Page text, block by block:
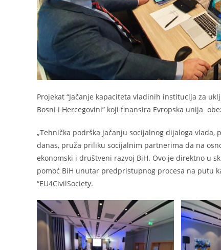
Projekat “Jačanje kapaciteta vladinih institucija za
Bosni i Hercegovini” koji finansira Evropska unija
„Tehnička podrška jačanju socijalnog dijaloga vlada,
danas, pruža priliku socijalnim partnerima da na
ekonomski i društveni razvoj BiH. Ovo je direktno u
pomoć BiH unutar predpristupnog procesa na putu
“EU4CivilSociety.